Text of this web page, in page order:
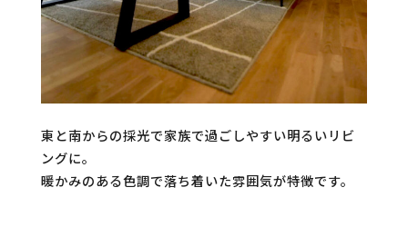
東と南からの採光で家族で過ごしやすい明るいリビ
ングに。
暖かみのある色調で落ち着いた雰囲気が特徴です。